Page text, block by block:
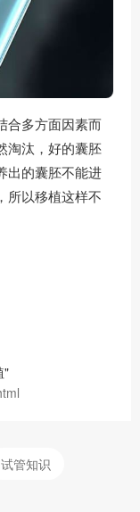
合多方面因素而
淘汰，好的囊胚
出的囊胚不能进
所以移植这样不
"
试管知识